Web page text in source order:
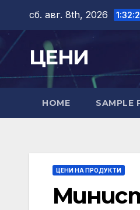
content
сб. авг. 8th, 2026
ЦЕНИ
HOME SAMPLE
ЦЕНИ НА ПРОДУКТИ